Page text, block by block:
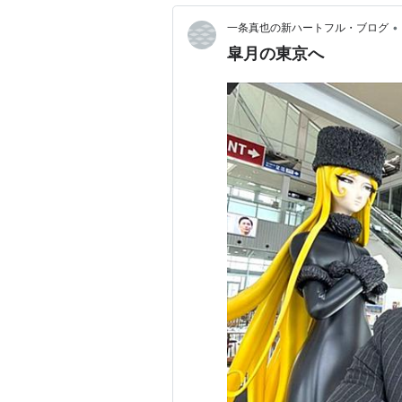
一条真也の新ハートフル・ブログ •
皐月の東京へ